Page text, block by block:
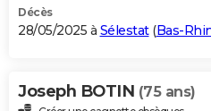
S'inscrire
Se connecter
Lycées
Collèges
Primaires
Universités
Entreprises
Service militaire
Avis de recherche
AVIS DE DÉCÈS
Bricolage
Lifestyle
Culture
Sport
Auto
Television
Voyage
Cinema
Décès
28/05/2025 à Sélestat(Bas-
Joseph BOTIN (75 ans)